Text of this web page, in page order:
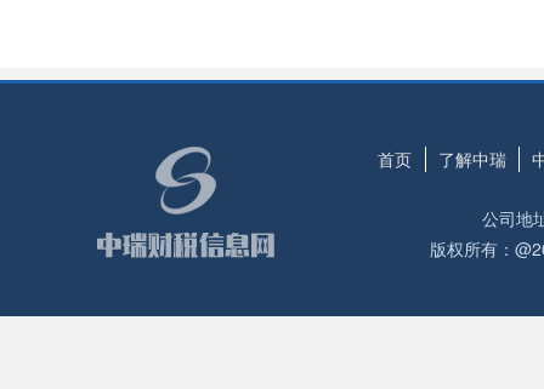
首页 了解中瑞
公司地
版权所有：